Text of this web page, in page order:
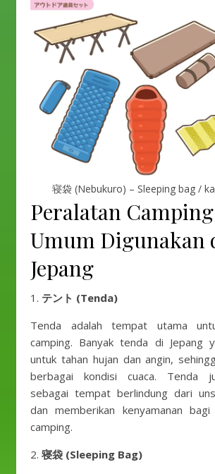
寝袋 (Nebukuro) – Sleeping bag /
Peralatan
Umum Digunakan
Jepang
1. テント (Tenda)
Tenda adalah tempat utama
camping. Banyak tenda di Jepang
untuk tahan hujan dan angin,
berbagai kondisi cuaca. Tenda
sebagai tempat berlindung dari
dan memberikan kenyamanan
camping.
2. 寝袋 (Sleeping Bag)